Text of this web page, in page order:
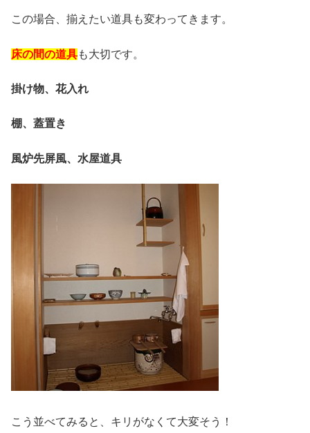
この場合、揃えたい道具も変わってきます。
床の間の道具も大切です。
掛け物、 花入れ
棚、 蓋置き
風炉先屏風、 水屋道具
こう並べてみると、キリがなくて大変そう！